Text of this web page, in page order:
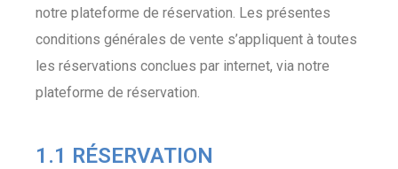
notre plateforme de réservation. Les présentes
conditions générales de vente s’appliquent à toutes
les réservations conclues par internet, via notre
plateforme de réservation.
1.1 RÉSERVATION